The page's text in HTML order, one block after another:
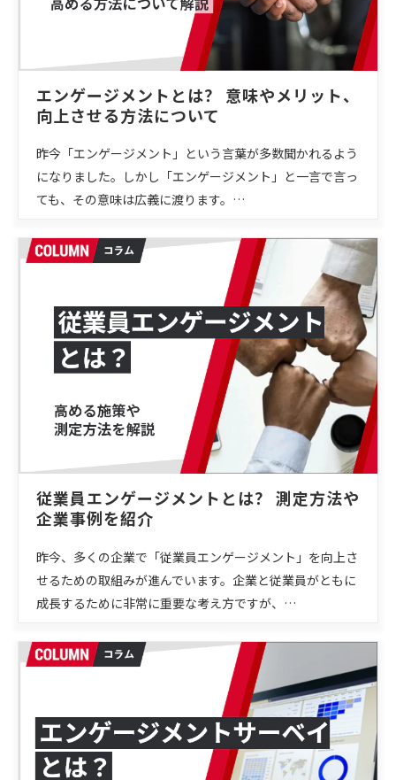
エンゲージメントとは？ 意味やメリット、
向上させる方法について
昨今「エンゲージメント」という言葉が多数聞かれるよう
になりました。しかし「エンゲージメント」と一言で言っ
ても、その意味は広義に渡ります。…
従業員エンゲージメントとは？ 測定方法や
企業事例を紹介
昨今、多くの企業で「従業員エンゲージメント」を向上さ
せるための取組みが進んでいます。企業と従業員がともに
成長するために非常に重要な考え方ですが、…